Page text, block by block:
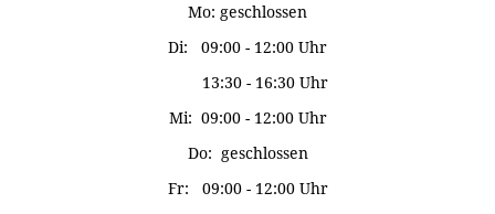
Mo: geschlossen
Di: 09:00 - 12:00 Uhr
13:30 - 16:30 Uhr
Mi: 09:00 - 12:00 Uhr
Do: geschlossen
Fr: 09:00 - 12:00 Uhr